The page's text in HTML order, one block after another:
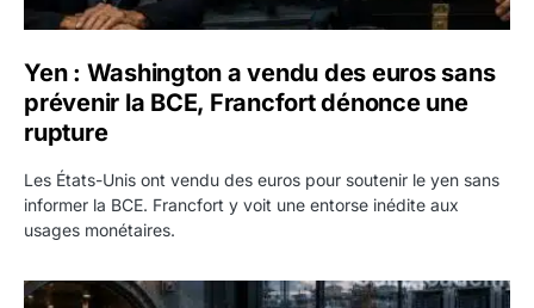
Yen : Washington a vendu des euros sans
prévenir la BCE, Francfort dénonce une
rupture
Les États-Unis ont vendu des euros pour soutenir le yen sans
informer la BCE. Francfort y voit une entorse inédite aux
usages monétaires.
Jane Street négocie le transfert de 11 milliards de